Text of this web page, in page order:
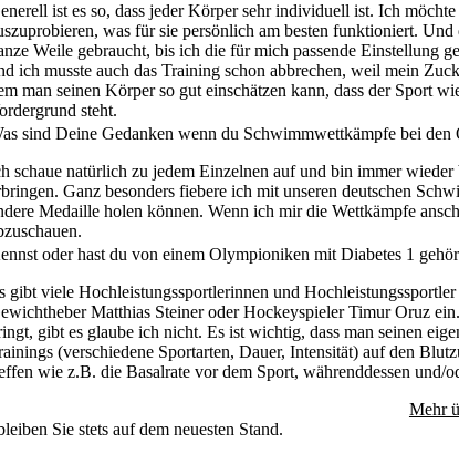
ist es so, dass jeder Körper sehr individuell ist. Ich
was für sie persönlich am besten funktioniert.
Weile gebraucht, bis ich die für mich passende Einstellung
ich musste auch das Training schon abbrechen, weil mein
man seinen Körper so gut einschätzen kann, dass der Sport
steht.
sind Deine Gedanken wenn du Schwimmwettkämpfe bei den
schaue natürlich zu jedem Einzelnen auf und bin immer
Ganz besonders fiebere ich mit unseren deutschen
Medaille holen können. Wenn ich mir die Wettkämpfe
oder hast du von einem Olympioniken mit Diabetes 1
gibt viele Hochleistungssportlerinnen und
Matthias Steiner oder Hockeyspieler Timur Oruz
gibt es glaube ich nicht. Es ist wichtig, dass man seinen
(verschiedene Sportarten, Dauer, Intensität) auf den
wie z.B. die Basalrate vor dem Sport, währenddessen und/
Mehr
Sie stets auf dem neuesten Stand.